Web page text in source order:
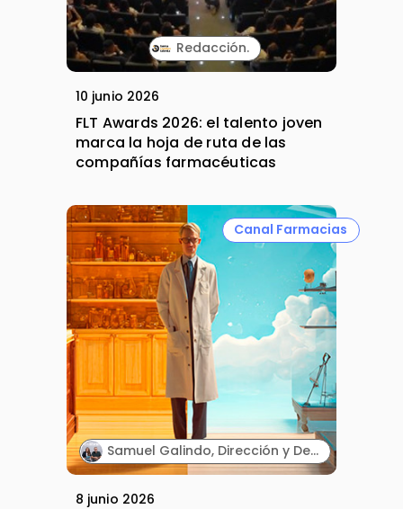
Redacción.
10 junio 2026
FLT Awards 2026: el talento joven
marca la hoja de ruta de las
compañías farmacéuticas
Canal Farmacias
Samuel Galindo, Dirección y Desarrollo de Negocio, y Carmen Galindo, Dirección y Estrategia. Galifarma.
8 junio 2026